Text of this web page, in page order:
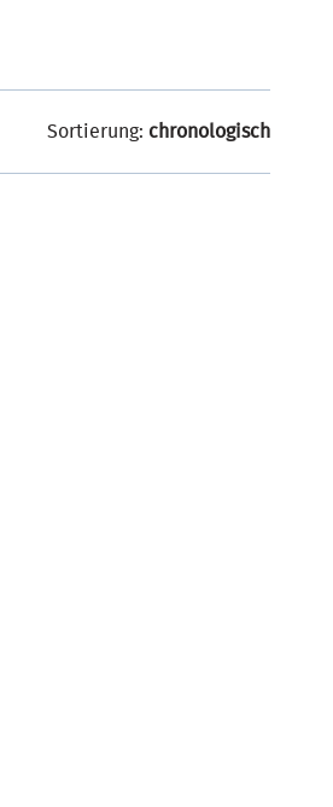
Sortierung: chronologisch